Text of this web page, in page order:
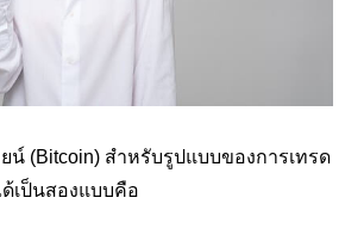
(Bitcoin) สำหรับรูปแบบของการเทรด
เป็นสองแบบคือ